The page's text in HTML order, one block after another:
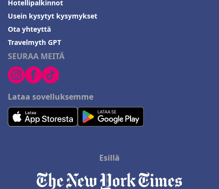
SEURAA MEITÄ
Lataa sovelluksemme
Hotellipalkinnot
Usein kysytyt kysymykset
Ota yhteyttä
Travelmyth GPT
Esillä